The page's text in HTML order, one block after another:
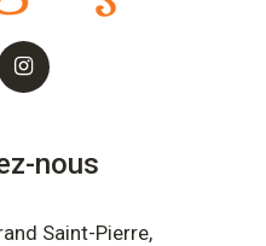
nous
Saint-Pierre,